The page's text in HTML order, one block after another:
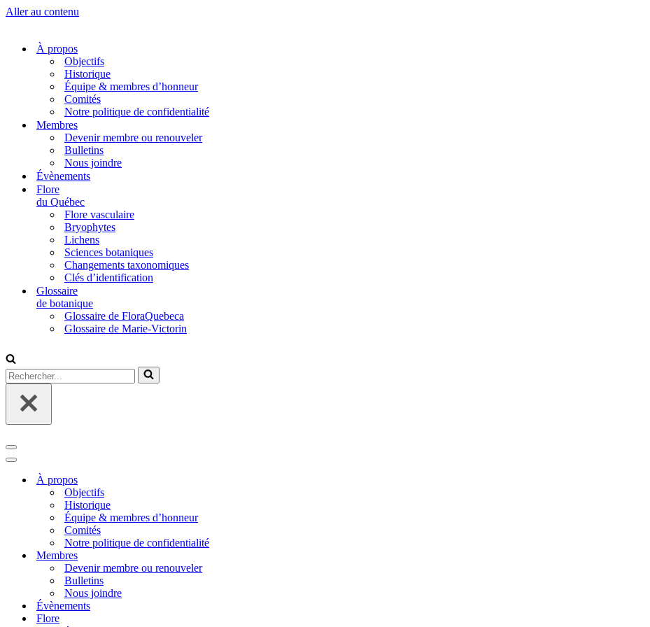
Aller au contenu
À propos
Objectifs
Historique
Équipe & membres d’honneur
Comités
Notre politique de confidentialité
Membres
Devenir membre ou renouveler
Bulletins
Nous joindre
Évènements
Flore
du Québec
Flore vasculaire
Bryophytes
Lichens
Sciences botaniques
Changements taxonomiques
Clés d’identification
Glossaire
de botanique
Glossaire de FloraQuebeca
Glossaire de Marie-Victorin
Rechercher...
Menu
de
navigation
Menu
navigationÀ propos
Objectifs
Historique
Équipe & membres d’honneur
Comités
Notre politique de confidentialité
Membres
Devenir membre ou renouveler
Bulletins
Nous joindre
Évènements
Flore